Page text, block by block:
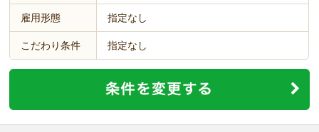
雇用形態 指定なし
こだわり条件 指定なし